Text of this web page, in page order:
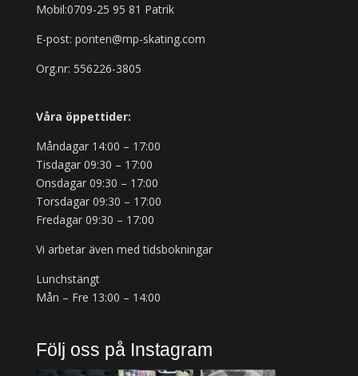
Mobil:0709-25 95 81 Patrik
E-post: ponten@mp-skating.com
Org.nr: 556226-3805
Våra öppettider:
Måndagar 14:00 – 17:00
Tisdagar 09:30 – 17:00
Onsdagar 09:30 – 17:00
Torsdagar 09:30 – 17:00
Fredagar 09:30 – 17:00
Vi arbetar även med tidsbokningar
Lunchstängt
Mån – Fre 13:00 – 14:00
Följ oss på Instagram